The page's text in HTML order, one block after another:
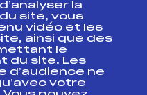
fédéral
la
site, vous
vidéo et les
ainsi que des
le
du site. Les
d’audience ne
votre